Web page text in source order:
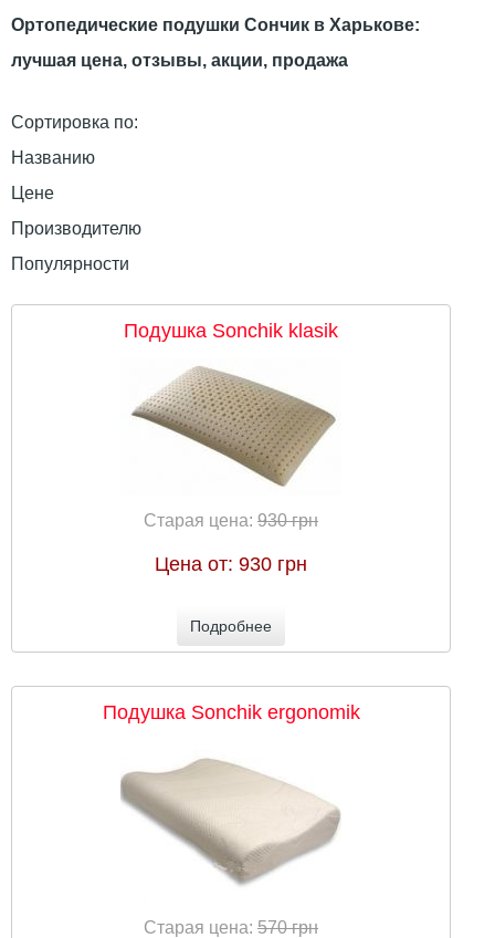
Ортопедические подушки Сончик в Харькове:
лучшая цена, отзывы, акции, продажа
Сортировка по:
Названию
Цене
Производителю
Популярности
Подушка Sonchik klasik
Старая цена:930 грн
Цена от:930 грн
Подробнее
Подушка Sonchik ergonomik
Старая цена:570 грн